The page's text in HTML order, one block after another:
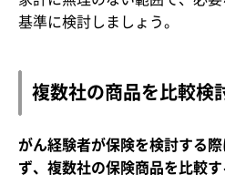
基準に検討しましょう。
複数社の商品を比較検
がん経験者が保険を検討する
ず、複数社の保険商品を比較す